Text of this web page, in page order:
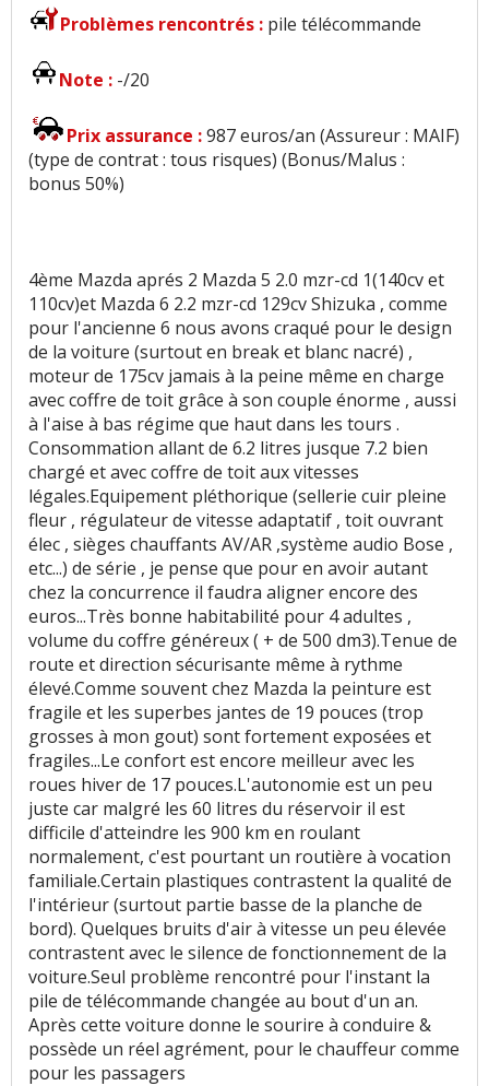
Problèmes rencontrés : pile télécommande
Note : -/20
Prix assurance :987 euros/an (Assureur : MAIF)
(type de contrat : tous risques) (Bonus/Malus :
bonus 50%)
4ème Mazda aprés 2 Mazda 5 2.0 mzr-cd 1(140cv et
110cv)et Mazda 6 2.2 mzr-cd 129cv Shizuka , comme
pour l'ancienne 6 nous avons craqué pour le design
de la voiture (surtout en break et blanc nacré) ,
moteur de 175cv jamais à la peine même en charge
avec coffre de toit grâce à son couple énorme , aussi
à l'aise à bas régime que haut dans les tours .
Consommation allant de 6.2 litres jusque 7.2 bien
chargé et avec coffre de toit aux vitesses
légales.Equipement pléthorique (sellerie cuir pleine
fleur , régulateur de vitesse adaptatif , toit ouvrant
élec , sièges chauffants AV/AR ,système audio Bose ,
etc...) de série , je pense que pour en avoir autant
chez la concurrence il faudra aligner encore des
euros...Très bonne habitabilité pour 4 adultes ,
volume du coffre généreux ( + de 500 dm3).Tenue de
route et direction sécurisante même à rythme
élevé.Comme souvent chez Mazda la peinture est
fragile et les superbes jantes de 19 pouces (trop
grosses à mon gout) sont fortement exposées et
fragiles...Le confort est encore meilleur avec les
roues hiver de 17 pouces.L'autonomie est un peu
juste car malgré les 60 litres du réservoir il est
difficile d'atteindre les 900 km en roulant
normalement, c'est pourtant un routière à vocation
familiale.Certain plastiques contrastent la qualité de
l'intérieur (surtout partie basse de la planche de
bord). Quelques bruits d'air à vitesse un peu élevée
contrastent avec le silence de fonctionnement de la
voiture.Seul problème rencontré pour l'instant la
pile de télécommande changée au bout d'un an.
Après cette voiture donne le sourire à conduire &
possède un réel agrément, pour le chauffeur comme
pour les passagers